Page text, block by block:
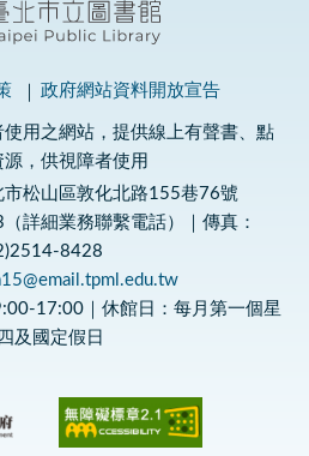
政府網站資料開放宣告
用之網站，提供線上有聲書、點
，供視障者使用
市松山區敦化北路155巷76號
詳細業務聯繫電話）｜傳真：
8428
17:00｜休館日：每月第一個星
及國定假日